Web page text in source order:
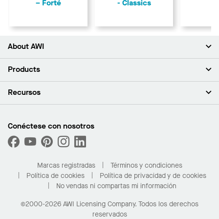
– Forté
- Classics
About AWI
Acerca de nosotros
Sala de prensa
¿Cuáles son mis opciones de compra?
Products
Plafones
Capacidades personalizadas
Desempeño
Recursos
Buscar un distribuidor
Solicitar muestras
Compre en línea con Kanopi
Para el hogar
Conéctese con nosotros
Marcas registradas
Términos y condiciones
Política de cookies
Política de privacidad y de cookies
No vendas ni compartas mi información
©2000-2026 AWI Licensing Company. Todos los derechos
reservados